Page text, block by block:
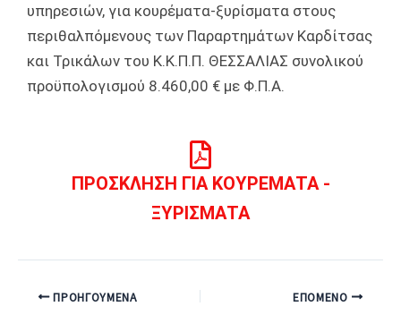
υπηρεσιών, για κουρέματα-ξυρίσματα στους
περιθαλπόμενους των Παραρτημάτων Καρδίτσας
και Τρικάλων του Κ.Κ.Π.Π. ΘΕΣΣΑΛΙΑΣ συνολικού
προϋπολογισμού 8.460,00 € με Φ.Π.Α.
ΠΡΟΣΚΛΗΣΗ ΓΙΑ ΚΟΥΡΕΜΑΤΑ -
ΞΥΡΙΣΜΑΤΑ
ΠΡΟΗΓΟΎΜΕΝΑ ΕΠΌΜΕΝΟ